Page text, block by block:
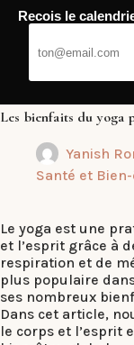
Passer
Les bienfaits du yoga
Yanish
Santé et
Le yoga est une
et l’esprit grâce à
respiration et de
plus populaire
ses nombreux
Dans cet article,
le corps et l’esprit
Recois le